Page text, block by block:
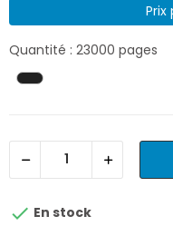
Quantité : 23000 pages
 En stock